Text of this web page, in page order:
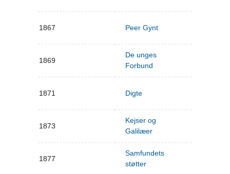
1867 Peer Gynt
1869
De unges
Forbund
1871 Digte
1873
Kejser og
Galilæer
1877
Samfundets
støtter